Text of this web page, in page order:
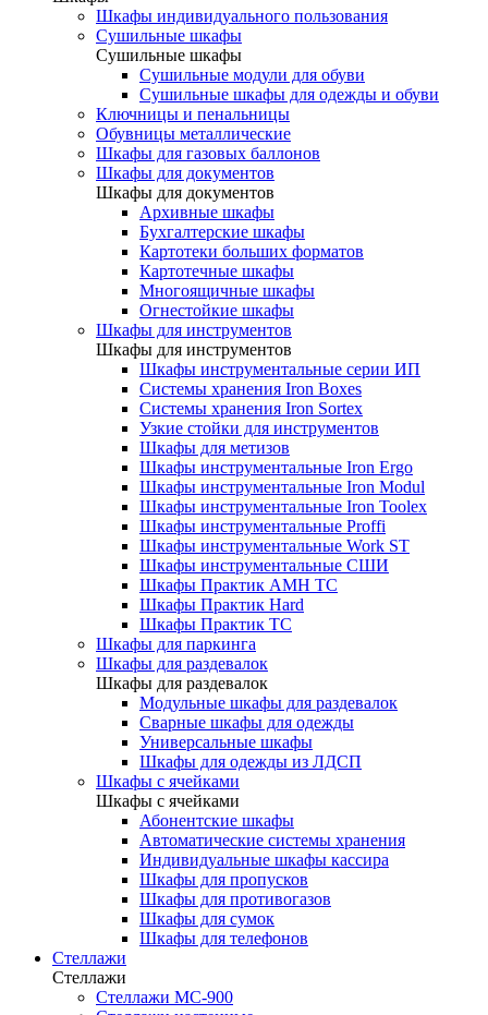
Шкафы индивидуального пользования
Cушильные шкафы
Cушильные шкафы
Сушильные модули для обуви
Сушильные шкафы для одежды и обуви
Ключницы и пенальницы
Обувницы металлические
Шкафы для газовых баллонов
Шкафы для документов
Шкафы для документов
Архивные шкафы
Бухгалтерские шкафы
Картотеки больших форматов
Картотечные шкафы
Многоящичные шкафы
Огнестойкие шкафы
Шкафы для инструментов
Шкафы для инструментов
Шкафы инструментальные серии ИП
Системы хранения Iron Boxes
Системы хранения Iron Sortex
Узкие стойки для инструментов
Шкафы для метизов
Шкафы инструментальные Iron Ergo
Шкафы инструментальные Iron Modul
Шкафы инструментальные Iron Toolex
Шкафы инструментальные Proffi
Шкафы инструментальные Work ST
Шкафы инструментальные СШИ
Шкафы Практик AMH TC
Шкафы Практик Hard
Шкафы Практик TC
Шкафы для паркинга
Шкафы для раздевалок
Шкафы для раздевалок
Модульные шкафы для раздевалок
Сварные шкафы для одежды
Универсальные шкафы
Шкафы для одежды из ЛДСП
Шкафы с ячейками
Шкафы с ячейками
Абонентские шкафы
Автоматические системы хранения
Индивидуальные шкафы кассира
Шкафы для пропусков
Шкафы для противогазов
Шкафы для сумок
Шкафы для телефонов
Стеллажи
Стеллажи
Стеллажи МС-900